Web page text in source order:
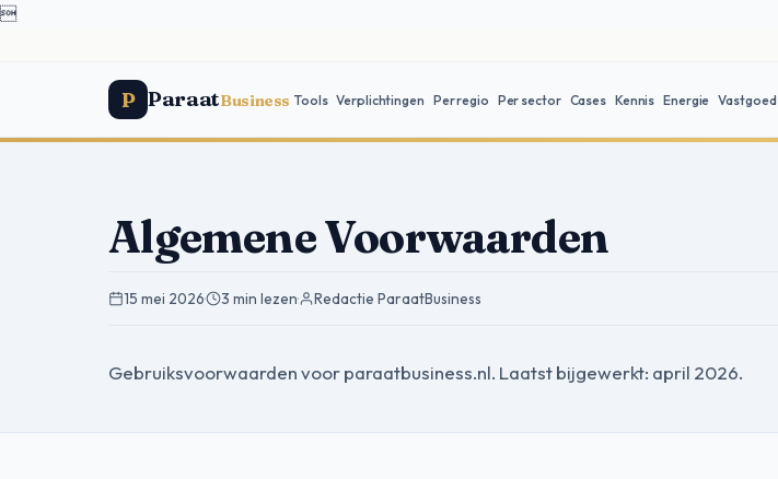

P ParaatBusiness Tools Verplichtingen Per regio Per sector Cases Kennis Energie Vastgoed
Algemene Voorwaarden
15 mei 2026· 3 min lezen· Redactie ParaatBusiness
Gebruiksvoorwaarden voor paraatbusiness.nl. Laatst bijgewerkt: april 2026.